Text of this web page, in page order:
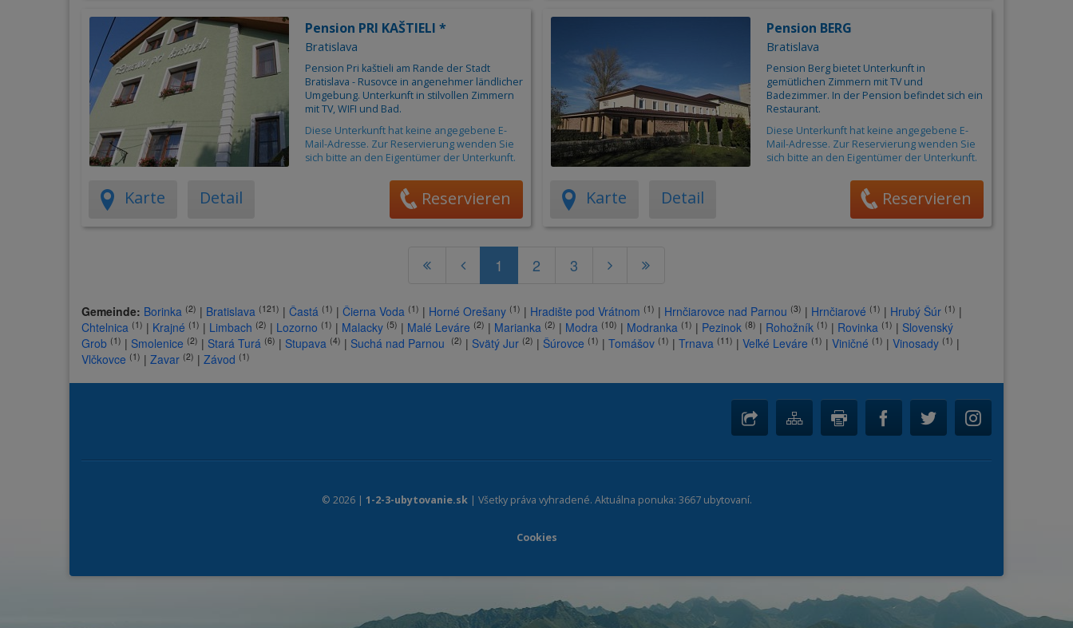
Pension PRI KAŠTIELI *
Bratislava
Pension Pri kaštieli am Rande der Stadt
Bratislava - Rusovce in angenehmer ländlicher
Umgebung. Unterkunft in stilvollen Zimmern
mit TV, WIFI und Bad.
Diese Unterkunft hat keine angegebene E-
Mail-Adresse. Zur Reservierung wenden Sie
sich bitte an den Eigentümer der Unterkunft.
Karte Detail Reservieren
Pension BERG
Bratislava
Pension Berg bietet Unterkunft in
gemütlichen Zimmern mit TV und
Badezimmer. In der Pension befindet sich ein
Restaurant.
Diese Unterkunft hat keine angegebene E-
Mail-Adresse. Zur Reservierung wenden Sie
sich bitte an den Eigentümer der Unterkunft.
Karte Detail Reservieren
1 2 3
Gemeinde: Borinka (2) | Bratislava (121) | Častá (1) | Čierna Voda (1) | Horné Orešany (1) | Hradište pod Vrátnom (1) | Hrnčiarovce nad Parnou (3) | Hrnčiarové (1) | Hrubý Šúr (1) |
Chtelnica (1) | Krajné (1) | Limbach (2) | Lozorno (1) | Malacky (5) | Malé Leváre (2) | Marianka (2) | Modra (10) | Modranka (1) | Pezinok (8) | Rohožník (1) | Rovinka (1) | Slovenský
Grob (1) | Smolenice (2) | Stará Turá (6) | Stupava (4) | Suchá nad Parnou (2) | Svätý Jur (2) | Šúrovce (1) | Tomášov (1) | Trnava (11) | Veľké Leváre (1) | Viničné (1) | Vinosady (1) |
Vlčkovce (1) | Zavar (2) | Závod (1)
© 2026 | 1-2-3-ubytovanie.sk| Všetky práva vyhradené. Aktuálna ponuka: 3667 ubytovaní.
Cookies